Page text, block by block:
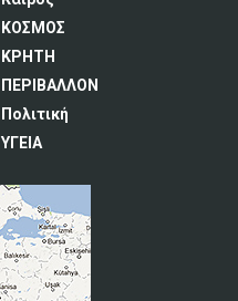
ΚΟΣΜΟΣ
ΚΡΗΤΗ
ΠΕΡΙΒΑΛΛΟΝ
Πολιτική
ΥΓΕΙΑ